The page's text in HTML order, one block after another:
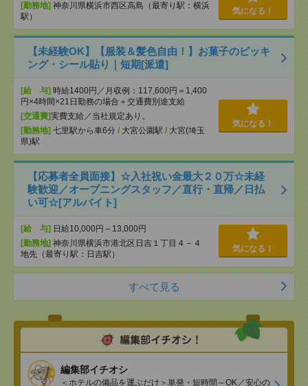
[勤務地] 神奈川県横浜市西区高島（最寄り駅：横浜
駅）
気になる！
【未経験OK】【服装＆髪色自由！】お菓子のピッキ
ング・シール貼り｜短期[派遣]
[給 与] 時給1400円／月収例：117,600円＝1,400
円×4時間×21日勤務の場合＋交通費別途支給
[交通費]実費支給／当社規定あり。
[勤務地] 七里駅から車6分 / 大宮公園駅 / 大宮(埼玉
県)駅
気になる！
【応募者全員面接】☆入社祝い金最大２０万☆未経
験歓迎／オープニングスタッフ／直行・直帰／日払
い可☆[アルバイト]
[給 与] 日給10,000円～13,000円
[勤務地] 神奈川県横浜市港北区日吉１丁目４－４
地先（最寄り駅：日吉駅）
気になる！
すべて見る
編集部イチオシ
＜ホテルの備品を運ぶだけ＞単発・短時間～OK／安心の